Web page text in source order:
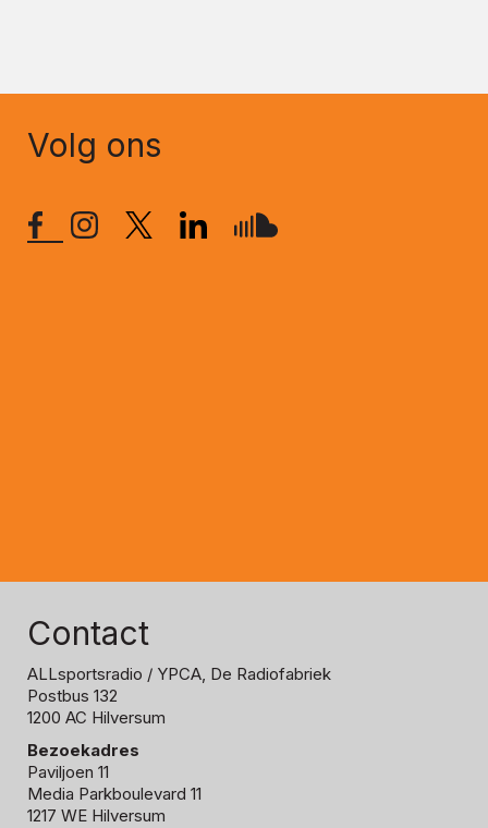
Volg ons
Contact
ALLsportsradio / YPCA, De Radiofabriek
Postbus 132
1200 AC Hilversum
Bezoekadres
Paviljoen 11
Media Parkboulevard 11
1217 WE Hilversum